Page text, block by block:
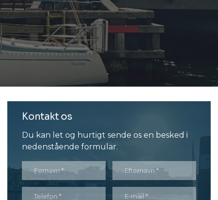
Kontakt os
Du kan let og hurtigt sende os en besked i
nedenstående formular.